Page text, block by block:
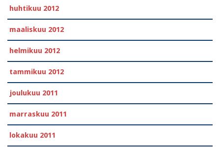
huhtikuu 2012
maaliskuu 2012
helmikuu 2012
tammikuu 2012
joulukuu 2011
marraskuu 2011
lokakuu 2011